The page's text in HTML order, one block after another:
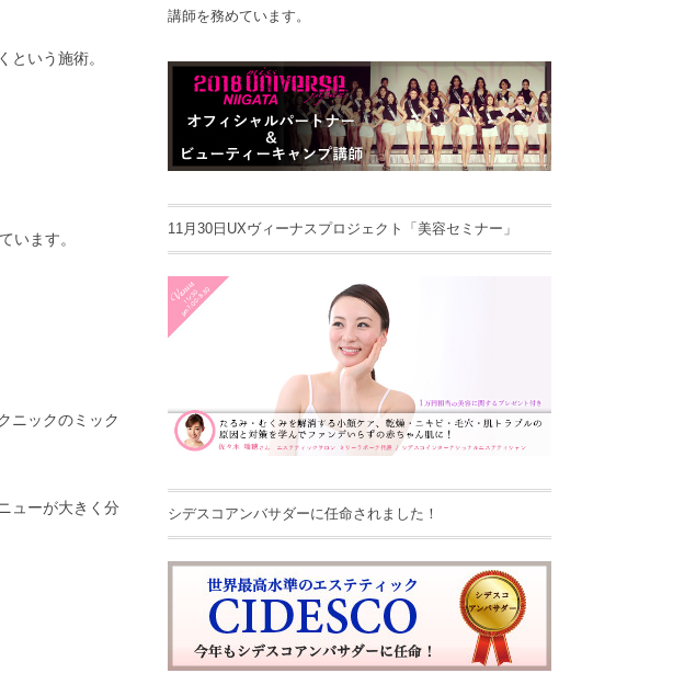
いう施術。
います。
ニックのミック
ューが大きく分
講師を務めています。
11月30日UXヴィーナスプロジェクト「美容セミナー」
シデスコアンバサダーに任命されました！